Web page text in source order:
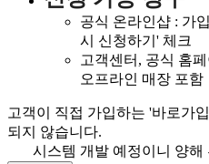
공식 온라인샵 : 가
시 신청하기' 체크
고객센터, 공식 홈
오프라인 매장 포함
고객이 직접 가입하는 '바로가
되지 않습니다.
시스템 개발 예정이니 양해